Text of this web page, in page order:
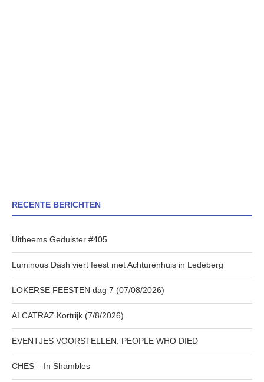
RECENTE BERICHTEN
Uitheems Geduister #405
Luminous Dash viert feest met Achturenhuis in Ledeberg
LOKERSE FEESTEN dag 7 (07/08/2026)
ALCATRAZ Kortrijk (7/8/2026)
EVENTJES VOORSTELLEN: PEOPLE WHO DIED
CHES – In Shambles